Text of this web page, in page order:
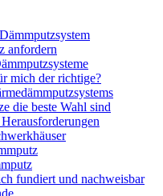
anfordern
mich der richtige?
die beste Wahl sind
fundiert und nachweisbar